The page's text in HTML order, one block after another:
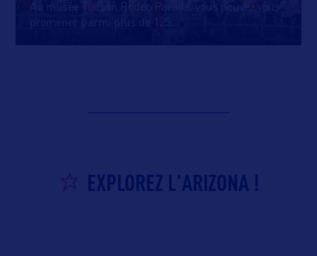
Au musée Tucson Rodeo Parade, vous pouvez vous
promener parmi plus de 125
EXPLOREZ L'ARIZONA !